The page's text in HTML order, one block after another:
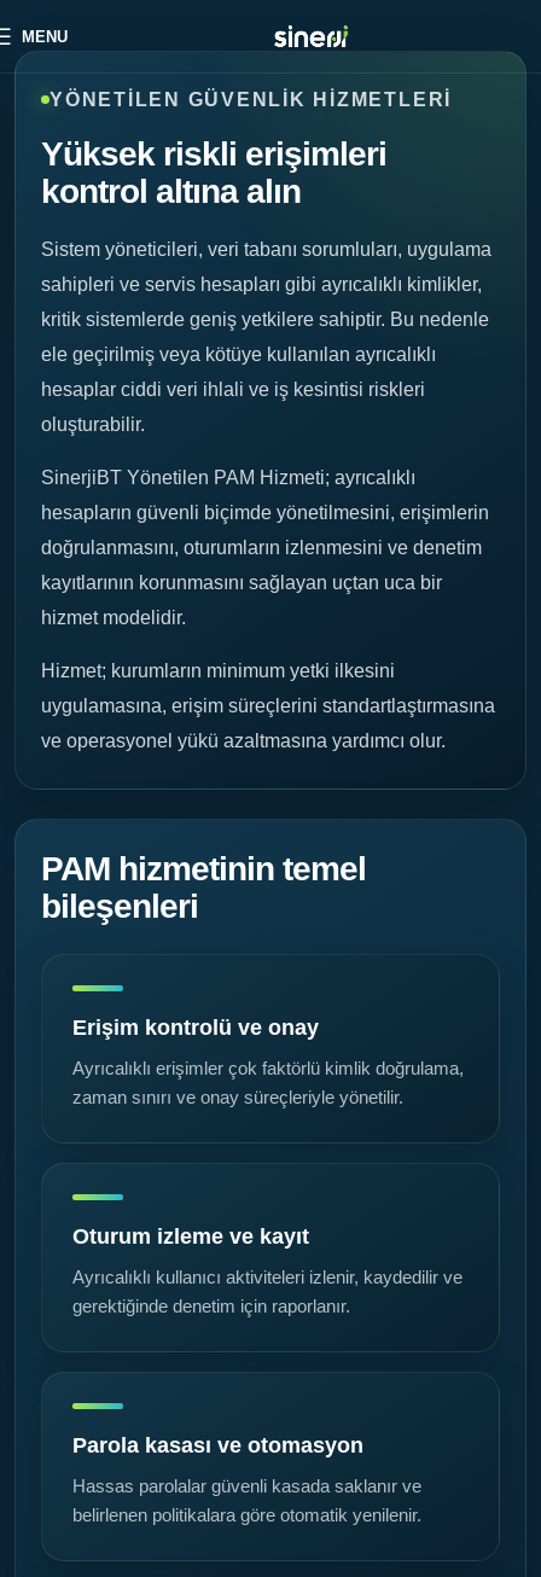
MENU
YÖNETILEN GÜVENLIK HIZMETLERI
Yüksek riskli erişimleri
kontrol altına alın
Sistem yöneticileri, veri tabanı sorumluları, uygulama
sahipleri ve servis hesapları gibi ayrıcalıklı kimlikler,
kritik sistemlerde geniş yetkilere sahiptir. Bu nedenle
ele geçirilmiş veya kötüye kullanılan ayrıcalıklı
hesaplar ciddi veri ihlali ve iş kesintisi riskleri
oluşturabilir.
SinerjiBT Yönetilen PAM Hizmeti; ayrıcalıklı
hesapların güvenli biçimde yönetilmesini, erişimlerin
doğrulanmasını, oturumların izlenmesini ve denetim
kayıtlarının korunmasını sağlayan uçtan uca bir
hizmet modelidir.
Hizmet; kurumların minimum yetki ilkesini
uygulamasına, erişim süreçlerini standartlaştırmasına
ve operasyonel yükü azaltmasına yardımcı olur.
PAM hizmetinin temel
bileşenleri
Erişim kontrolü ve onay
Ayrıcalıklı erişimler çok faktörlü kimlik doğrulama,
zaman sınırı ve onay süreçleriyle yönetilir.
Oturum izleme ve kayıt
Ayrıcalıklı kullanıcı aktiviteleri izlenir, kaydedilir ve
gerektiğinde denetim için raporlanır.
Parola kasası ve otomasyon
Hassas parolalar güvenli kasada saklanır ve
belirlenen politikalara göre otomatik yenilenir.